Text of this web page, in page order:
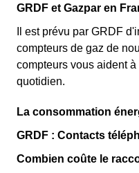
GRDF et Gazpar en
Il est prévu par GRDF
compteurs de gaz de
compteurs vous aident
quotidien.
La consommation
GRDF : Contacts
Combien coûte le